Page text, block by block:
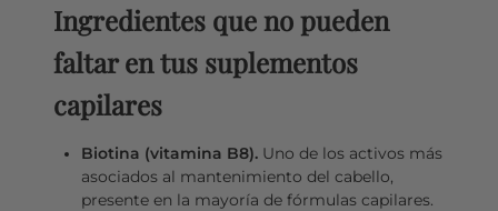
Ingredientes que no pueden
faltar en tus suplementos
capilares
Biotina (vitamina B8).Uno de los activos más
asociados al mantenimiento del cabello,
presente en la mayoría de fórmulas capilares.